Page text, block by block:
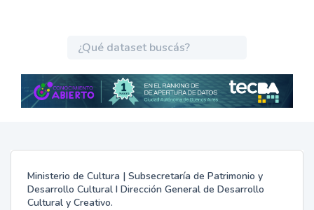
Ministerio de Cultura | Subsecretaría de Patrimonio y
Desarrollo Cultural I Dirección General de Desarrollo
Cultural y Creativo.